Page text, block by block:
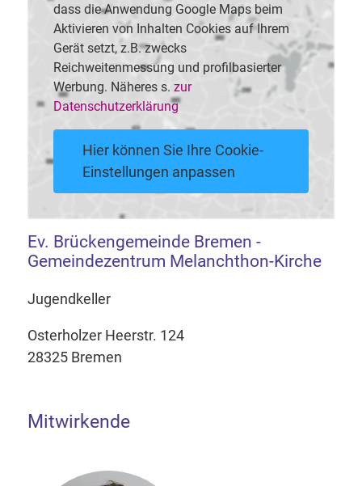
dass die Anwendung Google Maps beim
Aktivieren von Inhalten Cookies auf Ihrem
Gerät setzt, z.B. zwecks
Reichweitenmessung und profilbasierter
Werbung. Näheres s. zur
Datenschutzerklärung
Hier können Sie Ihre Cookie-
Einstellungen anpassen
Ev. Brückengemeinde Bremen -
Gemeindezentrum Melanchthon-Kirche
Jugendkeller
Osterholzer Heerstr. 124
28325 Bremen
Mitwirkende